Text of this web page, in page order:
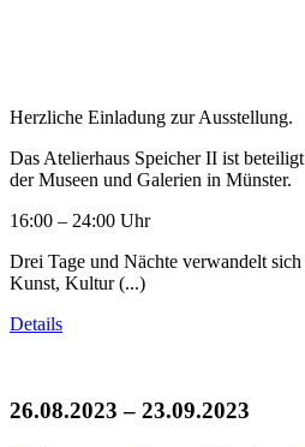
Herzliche Einladung zur Ausstellung.
Das Atelierhaus Speicher II ist
der Museen und Galerien in Münster.
16:00 – 24:00 Uhr
Drei Tage und Nächte verwandelt
Kunst, Kultur (...)
Details
26.08.2023 – 23.09.2023